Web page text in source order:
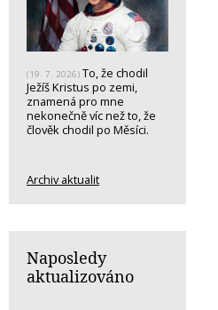
(19. 7. 2026) To, že chodil
Ježíš Kristus po zemi,
znamená pro mne
nekonečně víc než to, že
člověk chodil po Měsíci.
Archiv aktualit
Naposledy
aktualizováno